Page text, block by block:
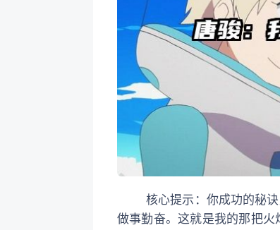
核心提示：你成功的秘诀是
做事勤奋。这就是我的那把